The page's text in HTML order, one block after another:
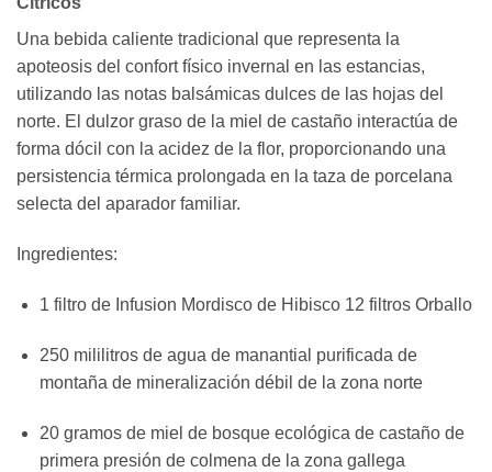
Una bebida caliente tradicional que representa la
apoteosis del confort físico invernal en las estancias,
utilizando las notas balsámicas dulces de las hojas del
norte. El dulzor graso de la miel de castaño interactúa de
forma dócil con la acidez de la flor, proporcionando una
persistencia térmica prolongada en la taza de porcelana
selecta del aparador familiar.
Ingredientes:
1 filtro de Infusion Mordisco de Hibisco 12 filtros Orballo
250 mililitros de agua de manantial purificada de
montaña de mineralización débil de la zona norte
20 gramos de miel de bosque ecológica de castaño de
primera presión de colmena de la zona gallega